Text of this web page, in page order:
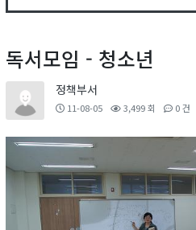
독서모임 - 청소년
정책부서
11-08-05 3,499 회 0 건